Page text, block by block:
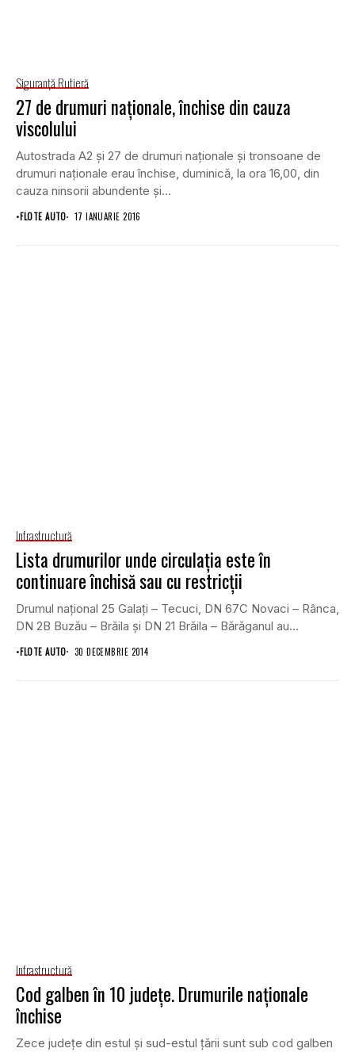
Siguranţă Rutieră
27 de drumuri naţionale, închise din cauza
viscolului
Autostrada A2 şi 27 de drumuri naţionale şi tronsoane de
drumuri naţionale erau închise, duminică, la ora 16,00, din
cauza ninsorii abundente şi...
•FLOTE AUTO 17 IANUARIE 2016
Infrastructură
Lista drumurilor unde circulaţia este în
continuare închisă sau cu restricţii
Drumul naţional 25 Galaţi – Tecuci, DN 67C Novaci – Rânca,
DN 2B Buzău – Brăila şi DN 21 Brăila – Bărăganul au...
•FLOTE AUTO 30 DECEMBRIE 2014
Infrastructură
Cod galben în 10 judeţe. Drumurile naţionale
închise
Zece judeţe din estul şi sud-estul ţării sunt sub cod galben